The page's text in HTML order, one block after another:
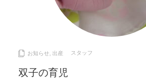
お知らせ ,出産 スタッフ
双子の育児